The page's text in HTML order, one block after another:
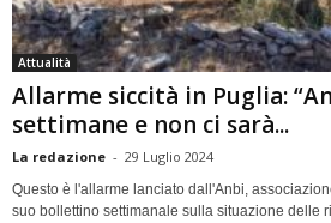
Attualità
Allarme siccità in Puglia:
settimane e non ci sarà...
La redazione - 29 Luglio 2024
Questo è l'allarme lanciato dall'Anbi,
suo bollettino settimanale sulla situazione delle